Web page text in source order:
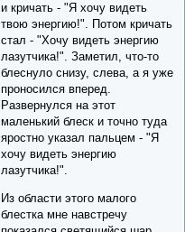
и кричать - "Я хочу видеть
твою энергию!". Потом кричать
стал - "Хочу видеть энергию
лазутчика!". Заметил, что-то
блеснуло снизу, слева, а я уже
проносился вперед.
Развернулся на этот
маленький блеск и точно туда
яростно указал пальцем - "Я
хочу видеть энергию
лазутчика!".
Из области этого малого
блестка мне навстречу